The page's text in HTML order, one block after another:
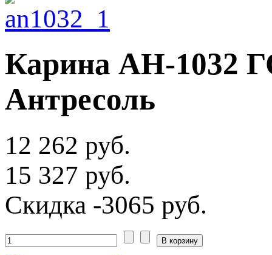
Карина АН-1032
Антресоль
12 262 руб.
15 327 руб.
Скидка -3065 руб.